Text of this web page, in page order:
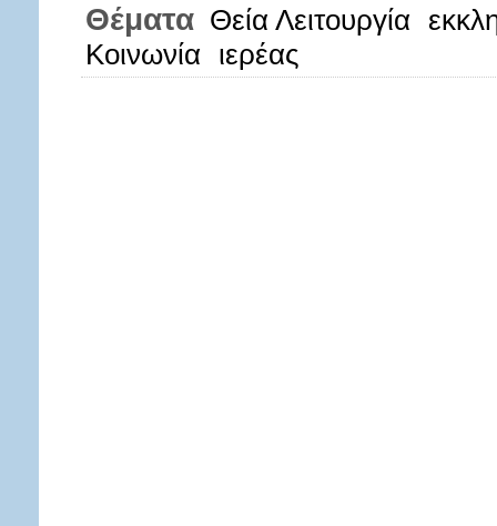
Θέματα Θεία Λειτουργία
Κοινωνία ιερέας